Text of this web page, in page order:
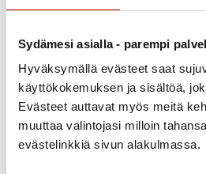
Sydämesi asialla - parempi
Hyväksymällä evästeet saat
käyttökokemuksen ja sisältöä,
Evästeet auttavat myös meitä
muuttaa valintojasi milloin
evästelinkkiä sivun alakulmassa.
Jaa Whatsapp
Jaa Facebook
Jaa TwitterJaa Linkedin
Jaa Email
Jaa
Juhannuson valon ja
juhla.
Suomessa juhannus on myös